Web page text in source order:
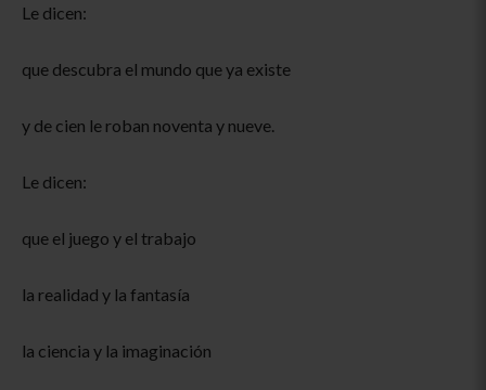
Le dicen:
que descubra el mundo que ya existe
y de cien le roban noventa y nueve.
Le dicen:
que el juego y el trabajo
la realidad y la fantasía
la ciencia y la imaginación